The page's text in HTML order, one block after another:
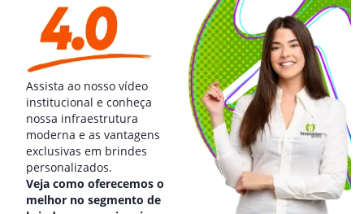
Assista ao nosso vídeo
institucional e conheça
nossa infraestrutura
moderna e as vantagens
exclusivas em brindes
personalizados.
Veja como oferecemos o
melhor no segmento de